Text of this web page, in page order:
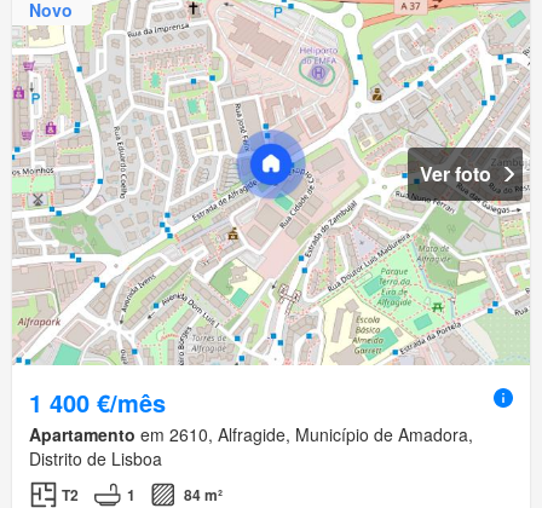
Novo
Ver foto
1 400 €/mês
Apartamento em 2610, Alfragide, Município de Amadora,
Distrito de Lisboa
T2 1 84 m²